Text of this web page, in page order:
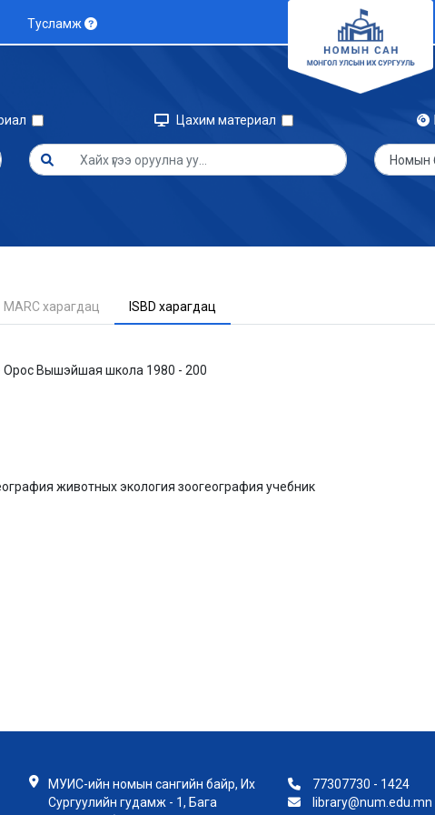
Тусламж
Цахим материал
MARC харагдац
ISBD харагдац
Орос Вышэйшая школа 1980 - 200
животных экология зоогеография учебник
МУИС-ийн номын сангийн байр, Их
Сургуулийн гудамж - 1, Бага
77307730 - 1424
library@num.edu.mn